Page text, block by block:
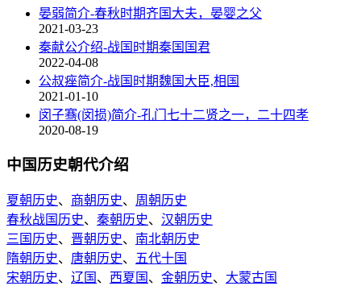
晏弱简介-春秋时期齐国大夫，晏婴之父
2021-03-23
秦献公介绍-战国时期秦国国君
2022-04-08
公叔痤简介-战国时期魏国大臣,相国
2021-01-10
闵子骞(闵损)简介-孔门七十二贤之一，二十四孝
2020-08-19
中国历史朝代介绍
夏朝历史、 商朝历史、 周朝历史
春秋战国历史、 秦朝历史、 汉朝历史
三国历史、 晋朝历史、 南北朝历史
隋朝历史、 唐朝历史、
五代十国
宋朝历史、 辽国 、 西夏国 、 金朝历史、 大蒙古国